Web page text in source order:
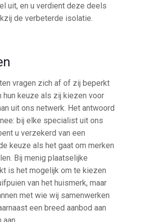
uit, en u verdient deze deels
de verbeterde isolatie.
vragen zich af of zij beperkt
hun keuze als zij kiezen voor
uit ons netwerk. Het antwoord
bij elke specialist uit ons
u verzekerd van een
keuze als het gaat om merken
Bij menig plaatselijke
is het mogelijk om te kiezen
van het huismerk, maar
met wie wij samenwerken
een breed aanbod aan